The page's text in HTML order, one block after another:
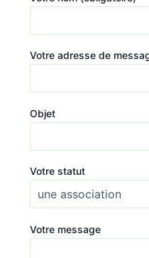
Votre adresse de
Objet
Votre statut
Votre message